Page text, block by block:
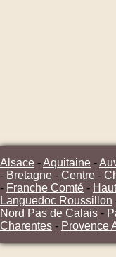
Alsace -Aquitaine -
- Bretagne - Centre -
- Franche Comté -
Languedoc Roussillon
Nord Pas de Calais -
Charentes - Provence